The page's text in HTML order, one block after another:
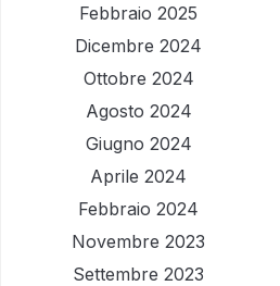
Febbraio 2025
Dicembre 2024
Ottobre 2024
Agosto 2024
Giugno 2024
Aprile 2024
Febbraio 2024
Novembre 2023
Settembre 2023